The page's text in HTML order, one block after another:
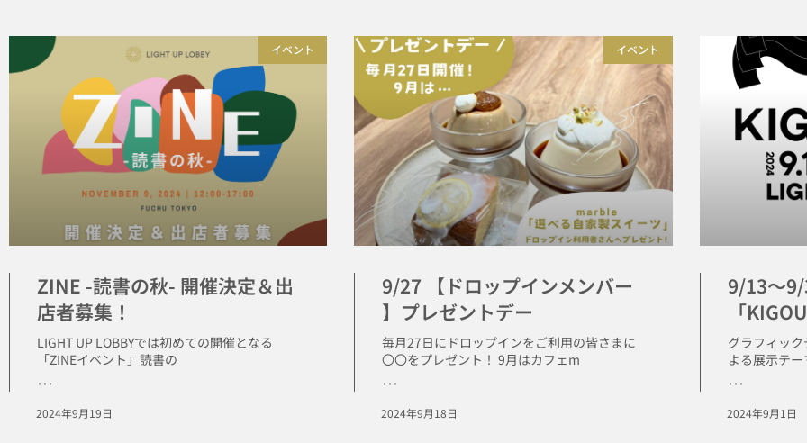
イベント
ZINE -読書の秋- 開催決定＆出
店者募集！
LIGHT UP LOBBYでは初めての開催となる
「ZINEイベント」読書の
･･･
2024年9月19日
イベント
9/27 【ドロップインメンバー
】プレゼントデー
毎月27日にドロップインをご利用の皆さまに
〇〇をプレゼント！ 9月はカフェm
･･･
2024年9月18日
9/13〜
「
グラフィッ
よる展示テ
･･･
2024年9月1日